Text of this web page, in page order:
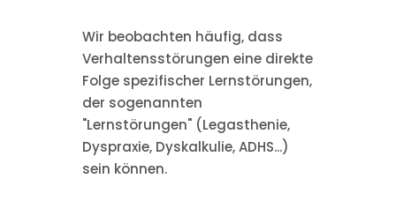
Wir beobachten häufig, dass
Verhaltensstörungen eine direkte
Folge spezifischer Lernstörungen,
der sogenannten
"Lernstörungen" (Legasthenie,
Dyspraxie, Dyskalkulie, ADHS...)
sein können.